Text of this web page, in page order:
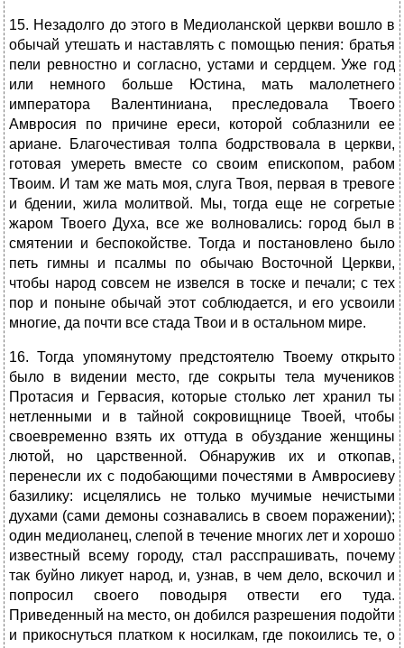
15. Незадолго до этого в Медиоланской церкви вошло в
обычай утешать и наставлять с помощью пения: братья
пели ревностно и согласно, устами и сердцем. Уже год
или немного больше Юстина, мать малолетнего
императора Валентиниана, преследовала Твоего
Амвросия по причине ереси, которой соблазнили ее
ариане. Благочестивая толпа бодрствовала в церкви,
готовая умереть вместе со своим епископом, рабом
Твоим. И там же мать моя, слуга Твоя, первая в тревоге
и бдении, жила молитвой. Мы, тогда еще не согретые
жаром Твоего Духа, все же волновались: город был в
смятении и беспокойстве. Тогда и постановлено было
петь гимны и псалмы по обычаю Восточной Церкви,
чтобы народ совсем не извелся в тоске и печали; с тех
пор и поныне обычай этот соблюдается, и его усвоили
многие, да почти все стада Твои и в остальном мире.
16. Тогда упомянутому предстоятелю Твоему открыто
было в видении место, где сокрыты тела мучеников
Протасия и Гервасия, которые столько лет хранил ты
нетленными и в тайной сокровищнице Твоей, чтобы
своевременно взять их оттуда в обуздание женщины
лютой, но царственной. Обнаружив их и откопав,
перенесли их с подобающими почестями в Амвросиеву
базилику: исцелялись не только мучимые нечистыми
духами (сами демоны сознавались в своем поражении);
один медиоланец, слепой в течение многих лет и хорошо
известный всему городу, стал расспрашивать, почему
так буйно ликует народ, и, узнав, в чем дело, вскочил и
попросил своего поводыря отвести его туда.
Приведенный на место, он добился разрешения подойти
и прикоснуться платком к носилкам, где покоились те, о